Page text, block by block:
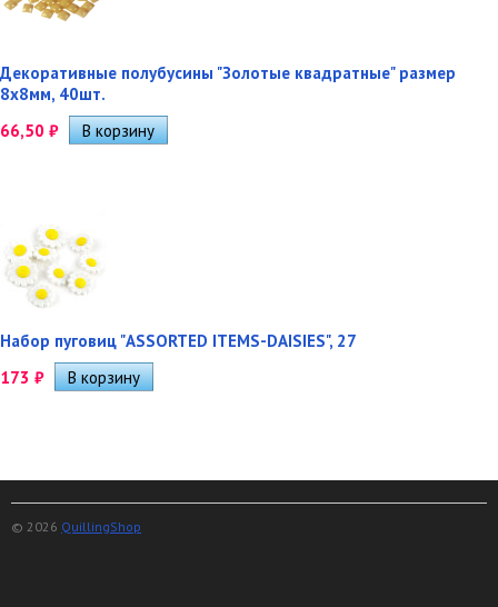
Декоративные полубусины "Золотые квадратные" размер
8х8мм, 40шт.
66,50 ₽
Набор пуговиц "ASSORTED ITEMS-DAISIES", 27
173 ₽
© 2026 QuillingShop